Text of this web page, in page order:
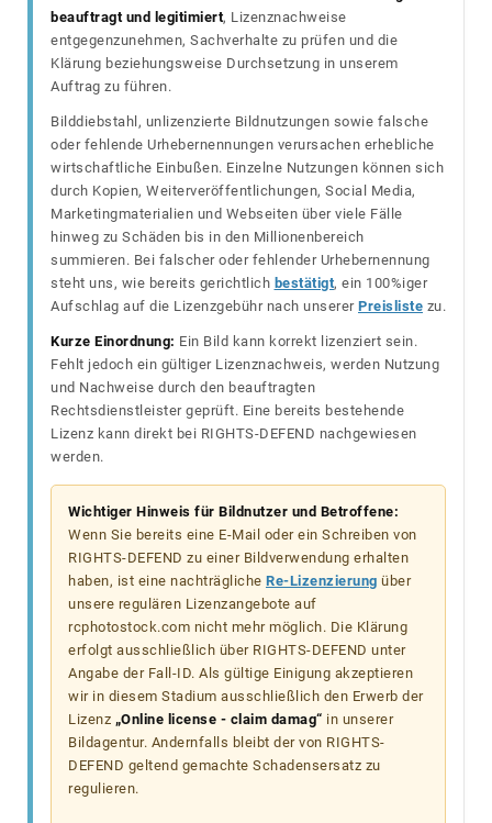
beauftragt und legitimiert, Lizenznachweise
entgegenzunehmen, Sachverhalte zu prüfen und die
Klärung beziehungsweise Durchsetzung in unserem
Auftrag zu führen.
Bilddiebstahl, unlizenzierte Bildnutzungen sowie falsche
oder fehlende Urhebernennungen verursachen erhebliche
wirtschaftliche Einbußen. Einzelne Nutzungen können sich
durch Kopien, Weiterveröffentlichungen, Social Media,
Marketingmaterialien und Webseiten über viele Fälle
hinweg zu Schäden bis in den Millionenbereich
summieren. Bei falscher oder fehlender Urhebernennung
steht uns, wie bereits gerichtlich bestätigt, ein 100%iger
Aufschlag auf die Lizenzgebühr nach unserer Preisliste zu.
Kurze Einordnung: Ein Bild kann korrekt lizenziert sein.
Fehlt jedoch ein gültiger Lizenznachweis, werden Nutzung
und Nachweise durch den beauftragten
Rechtsdienstleister geprüft. Eine bereits bestehende
Lizenz kann direkt bei RIGHTS-DEFEND nachgewiesen
werden.
Wichtiger Hinweis für Bildnutzer und Betroffene:
Wenn Sie bereits eine E-Mail oder ein Schreiben von
RIGHTS-DEFEND zu einer Bildverwendung erhalten
haben, ist eine nachträgliche Re-Lizenzierung über
unsere regulären Lizenzangebote auf
rcphotostock.com nicht mehr möglich. Die Klärung
erfolgt ausschließlich über RIGHTS-DEFEND unter
Angabe der Fall-ID. Als gültige Einigung akzeptieren
wir in diesem Stadium ausschließlich den Erwerb der
Lizenz „Online license - claim damag“ in unserer
Bildagentur. Andernfalls bleibt der von RIGHTS-
DEFEND geltend gemachte Schadensersatz zu
regulieren.